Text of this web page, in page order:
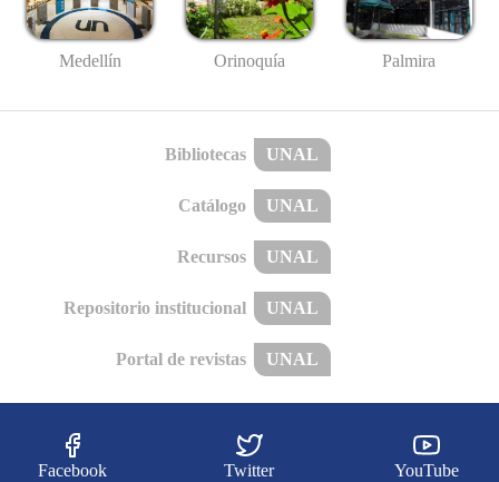
Medellín Orinoquía Palmira
Bibliotecas UNAL
Catálogo UNAL
Recursos UNAL
Repositorio institucional UNAL
Portal de revistas UNAL
Facebook Twitter YouTube